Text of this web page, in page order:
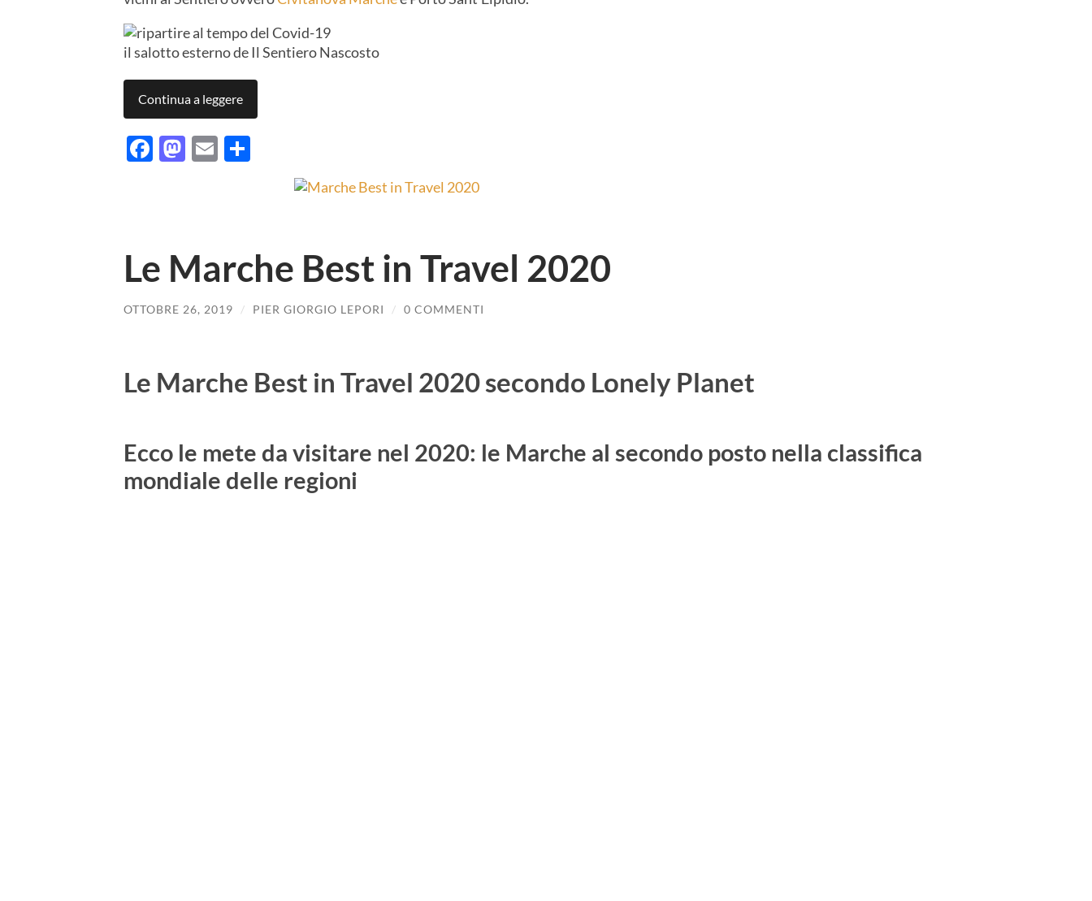
il salotto esterno de Il Sentiero Nascosto
Continua a leggere
Facebook
Mastodon
Email
Le Marche Best in Travel 2020
OTTOBRE 26, 2019 / PIER GIORGIO LEPORI / 0 COMMENTI
Le Marche Best in Travel 2020 secondo Lonely Planet
Ecco le mete da visitare nel 2020: le Marche al secondo posto nella classifica
mondiale delle regioni